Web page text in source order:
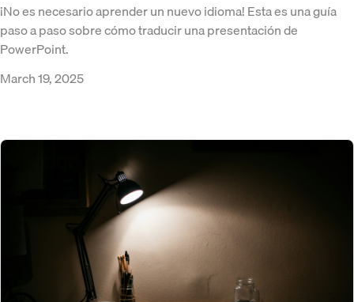
¡No es necesario aprender un nuevo idioma! Esta es una guía
paso a paso sobre cómo traducir una presentación de
PowerPoint.
March 19, 2025